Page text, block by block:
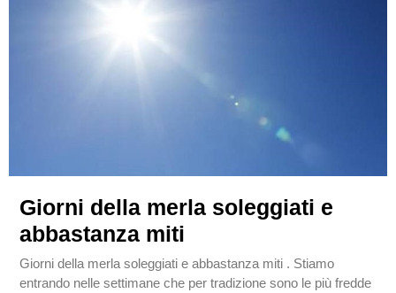
Giorni della merla soleggiati e
abbastanza miti
Giorni della merla soleggiati e abbastanza miti . Stiamo
entrando nelle settimane che per tradizione sono le più fredde